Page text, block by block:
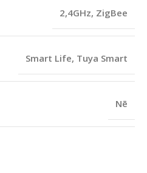
2,4GHz, ZigBee
Smart Life, Tuya Smart
Nē